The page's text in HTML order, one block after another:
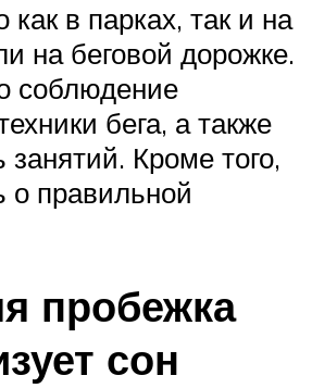
как в парках, так и на
на беговой дорожке.
соблюдение
бега, а также
занятий. Кроме того,
о правильной
пробежка
сон